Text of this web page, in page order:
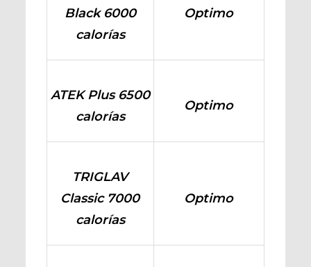
Black 6000
calorías
Optimo
ATEK Plus 6500
calorías
Optimo
TRIGLAV
Classic 7000
calorías
Optimo